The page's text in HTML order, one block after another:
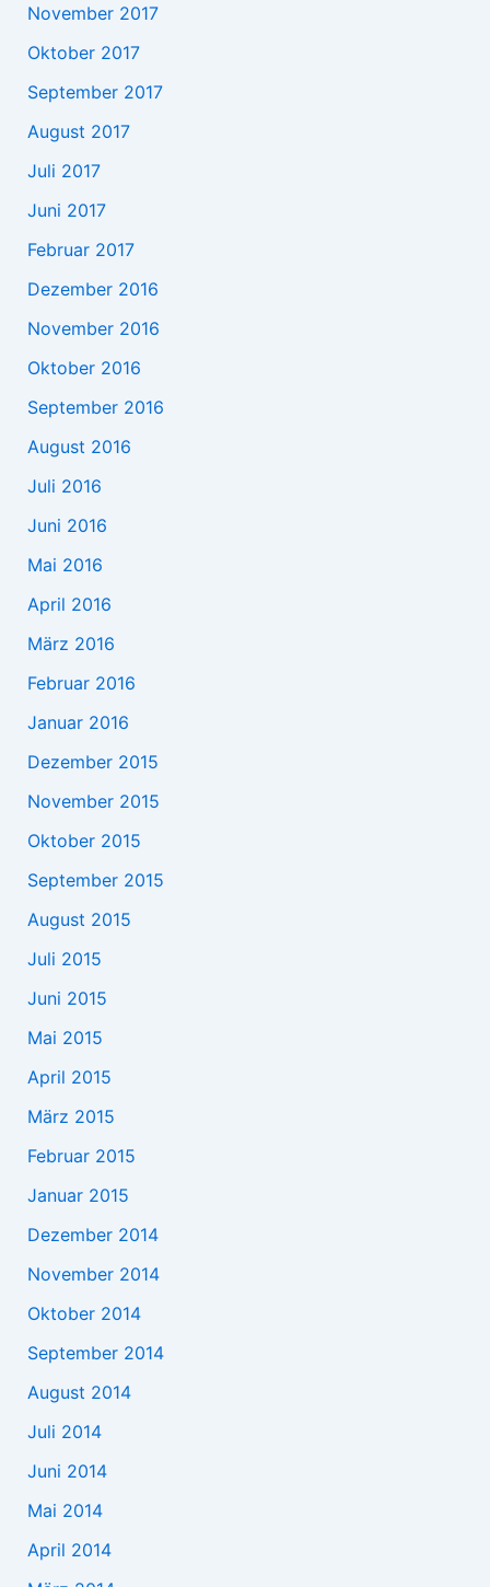
November 2017
Oktober 2017
September 2017
August 2017
Juli 2017
Juni 2017
Februar 2017
Dezember 2016
November 2016
Oktober 2016
September 2016
August 2016
Juli 2016
Juni 2016
Mai 2016
April 2016
März 2016
Februar 2016
Januar 2016
Dezember 2015
November 2015
Oktober 2015
September 2015
August 2015
Juli 2015
Juni 2015
Mai 2015
April 2015
März 2015
Februar 2015
Januar 2015
Dezember 2014
November 2014
Oktober 2014
September 2014
August 2014
Juli 2014
Juni 2014
Mai 2014
April 2014